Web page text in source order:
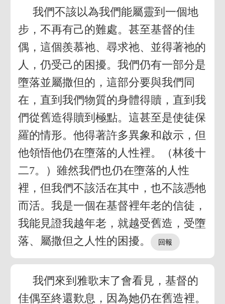
我們不該以為我們能屬靈到一個地
步，不再有己的難處。甚至基督的佳
偶，這個羨慕祂、尋求祂、並得著祂的
人，仍受己的困擾。我們仍有一部分是
墮落並屬撒但的，這部分要與我們同
在，直到我們物質的身體得贖，直到我
們從舊造得贖到極點。這甚至是使徒保
羅的情形。他得著許多異象和啟示，但
他領悟他仍在墮落的人性裡。（林後十
二7。）雖然我們也仍在墮落的人性
裡，但我們不該活在其中，也不該憑牠
而活。我是一個在基督裡年老的信徒，
我能見證我越年老，就越受舊造，受墮
落、屬撒但之人性的困擾。
我們來到雅歌末了會看見，基督的
佳偶至終還歎息，因為她仍在舊造裡。